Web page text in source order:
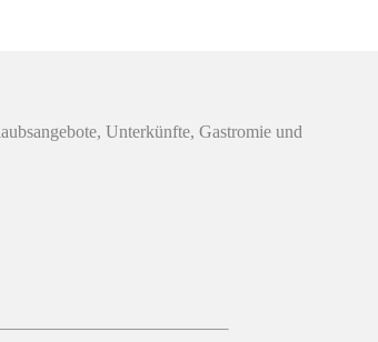
Unterkünfte, Gastromie und